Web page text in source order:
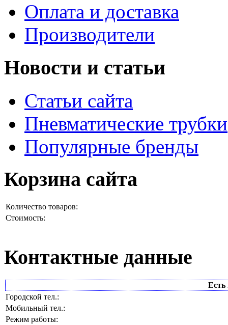
Оплата и доставка
Производители
Новости и статьи
Статьи сайта
Пневматические трубки
Популярные бренды
Корзина сайта
Количество товаров:
Стоимость:
Контактные данные
Есть
Городской тел.:
Мобильный тел.:
Режим работы: